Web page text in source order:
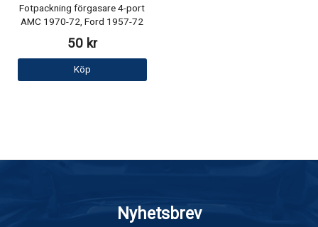
Fotpackning förgasare 4-port
AMC 1970-72, Ford 1957-72
50 kr
Köp
Nyhetsbrev